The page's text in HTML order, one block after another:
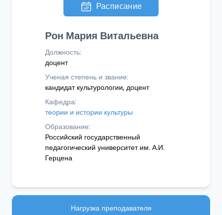
Расписание
Рон Мария Витальевна
Должность:
доцент
Ученая степень и звание:
кандидат культурологии, доцент
Кафедра:
теории и истории культуры
Образование:
Российский государственный
педагогический университет им. А.И.
Герцена
Нагрузка преподавателя